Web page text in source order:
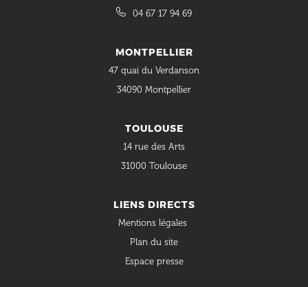
04 67 17 94 69
MONTPELLIER
47 quai du Verdanson
34090 Montpellier
TOULOUSE
14 rue des Arts
31000 Toulouse
LIENS DIRECTS
Mentions légales
Plan du site
Espace presse